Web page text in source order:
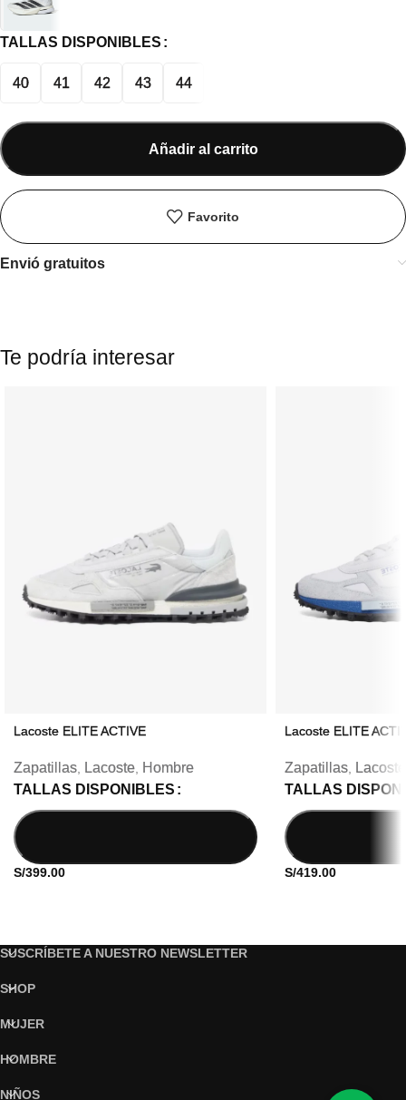
TALLAS DISPONIBLES
40 41 42 43 44
Añadir al carrito
Favorito
Envió gratuitos
Te podría interesar
Lacoste ELITE ACTIVE
Zapatillas Lacoste
Hombre
TALLAS DISPONIBLES
S/399.00
Lacoste ELITE
Zapatillas, Lacoste
TALLAS
S/419.00
SUSCRÍBETE A NUESTRO NEWSLETTER
SHOP
MUJER
HOMBRE
NIÑOS